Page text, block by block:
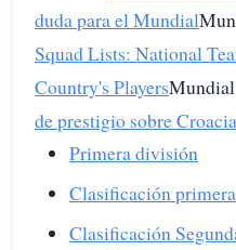
duda para el Mundial
Squad Lists: National
Country's PlayersMundial
de prestigio sobre Croacia
Primera división
Clasificación
Clasificación